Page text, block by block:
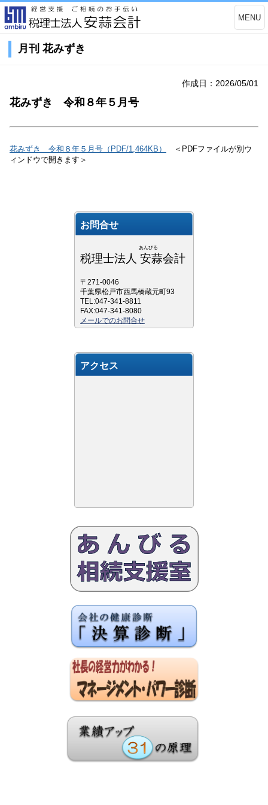
MENU
月刊 花みずき
作成日：2026/05/01
花みずき 令和８年５月号
花みずき 令和８年５月号（PDF/1,464KB）
＜PDFファイルが別ウ
ィンドウで開きます＞
お問合せ
あんびる
税理士法人 安蒜会計
〒271-0046
千葉県松戸市西馬橋蔵元町93
TEL:047-341-8811
FAX:047-341-8080
メールでのお問合せ
アクセス